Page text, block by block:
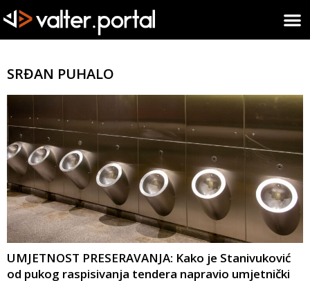
SRĐAN PUHALO
UMJETNOST PRESERAVANJA: Kako je Stanivuković
od pukog raspisivanja tendera napravio umjetnički